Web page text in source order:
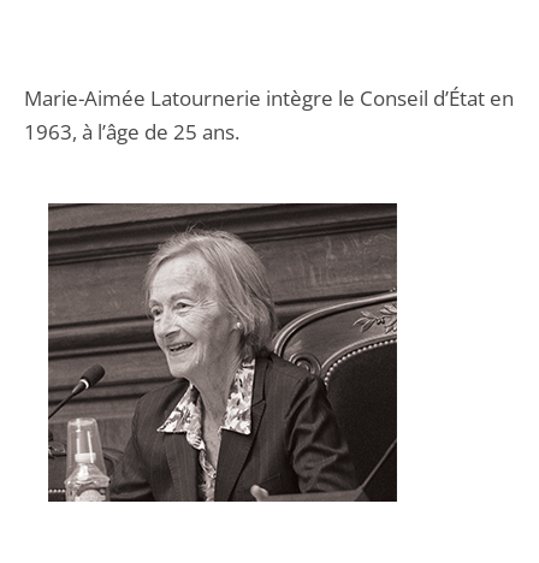
Marie-Aimée Latournerie intègre le Conseil d’État en
1963, à l’âge de 25 ans.